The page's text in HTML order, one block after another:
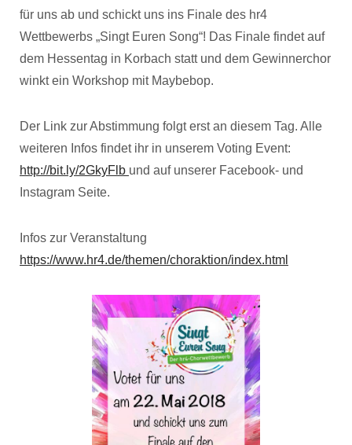
für uns ab und schickt uns ins Finale des hr4
Wettbewerbs „Singt Euren Song“! Das Finale findet auf
dem Hessentag in Korbach statt und dem Gewinnerchor
winkt ein Workshop mit Maybebop.
Der Link zur Abstimmung folgt erst an diesem Tag. Alle
weiteren Infos findet ihr in unserem Voting Event:
http://bit.ly/2GkyFlb und auf unserer Facebook- und
Instagram Seite.
Infos zur Veranstaltung
https://www.hr4.de/themen/choraktion/index.html